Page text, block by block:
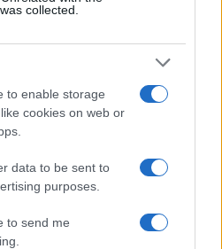
collected.
to enable storage
cookies on web or
data to be sent to
purposes.
to send me